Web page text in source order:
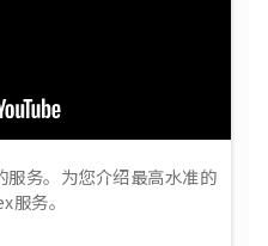
服务。为您介绍最高水准的
服务。